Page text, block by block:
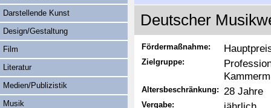
Deutscher
Fördermaßnahme:
Zielgruppe:
Altersbeschränkung: 28 Jahre
Vergabe:
Darstellende Kunst
Design/Gestaltung
Film
Literatur
Medien/Publizistik
Musik